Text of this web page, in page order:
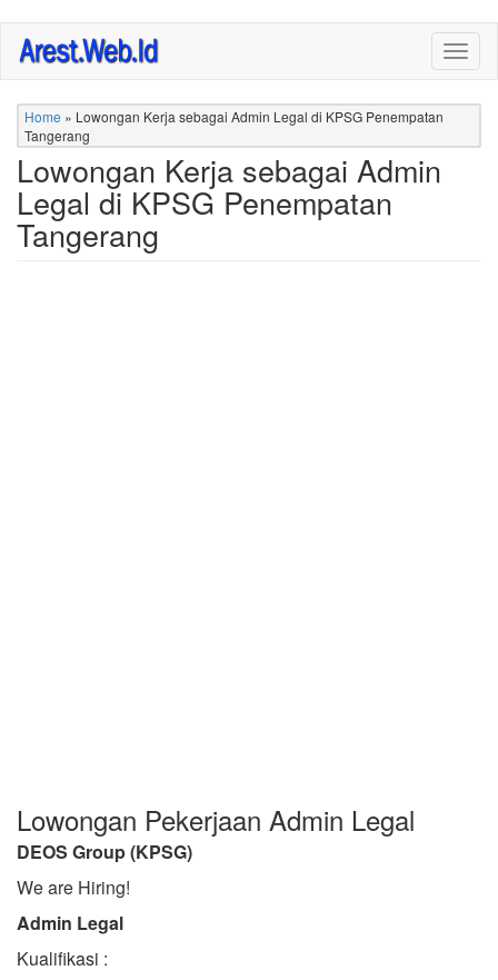
Skip
main
content
Home » Lowongan Kerja sebagai Admin Legal di KPSG Penempatan
Tangerang
Lowongan Kerja sebagai Admin
Legal di KPSG Penempatan
Tangerang
Lowongan Pekerjaan Admin Legal
DEOS Group (KPSG)
We are Hiring!
Admin Legal
Kualifikasi :